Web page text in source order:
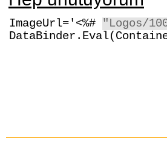
ImageUrl='<%# "Logos/